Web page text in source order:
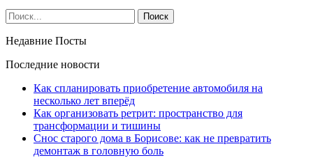
Недавние Посты
Последние новости
Как спланировать приобретение автомобиля на
несколько лет вперёд
Как организовать ретрит: пространство для
трансформации и тишины
Снос старого дома в Борисове: как не превратить
демонтаж в головную боль